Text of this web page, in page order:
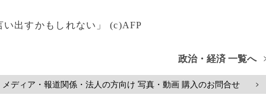
出すかもしれない」 (c)AFP
政治・経済 一覧へ
メディア・報道関係・法人の方向け 写真・動画 購入のお問合せ >